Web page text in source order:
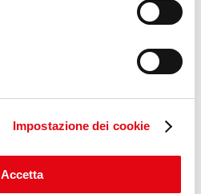
Impostazione dei cookie
Accetta